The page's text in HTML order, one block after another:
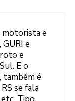
motorista e
e
e
E o
também é
se fala